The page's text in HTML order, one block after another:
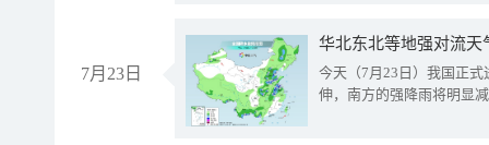
7月23日
华北东北等地强对流天
今天（7月23日）我国正
伸，南方的强降雨将明显